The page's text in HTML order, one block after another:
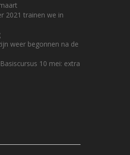
2021 trainen we in
weer begonnen na de
10 mei: extra